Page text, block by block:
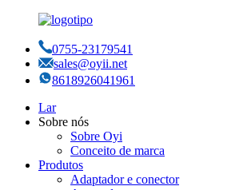
0755-23179541
sales@oyii.net
8618926041961
Lar
Sobre nós
Sobre Oyi
Conceito de marca
Produtos
Adaptador e conector